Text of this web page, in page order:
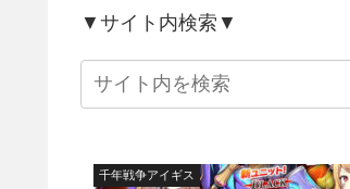
▼サイト内検索▼
千年戦争アイギス